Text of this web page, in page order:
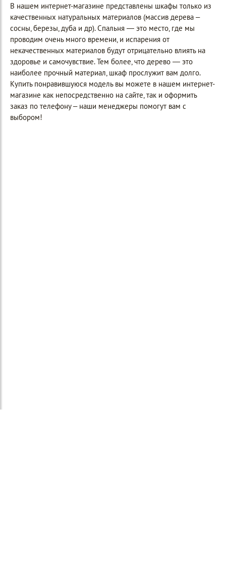
В нашем интернет-магазине представлены шкафы только из
качественных натуральных материалов (массив дерева –
сосны, березы, дуба и др). Спальня — это место, где мы
проводим очень много времени, и испарения от
некачественных материалов будут отрицательно влиять на
здоровье и самочувствие. Тем более, что дерево — это
наиболее прочный материал, шкаф прослужит вам долго.
Купить понравившуюся модель вы можете в нашем интернет-
магазине как непосредственно на сайте, так и оформить
заказ по телефону – наши менеджеры помогут вам с
выбором!